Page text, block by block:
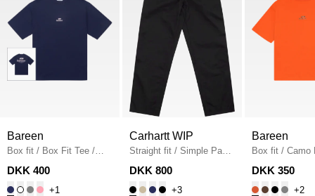
Bareen
Box fit / Box Fit Tee /
NAVY
DKK 400
+1
Carhartt WIP
Straight fit / Simple Pant
I020075 / BLACK
DKK 800
+3
Bareen
Box fit / Camo
Fit T-shirt /
DKK 350
+2